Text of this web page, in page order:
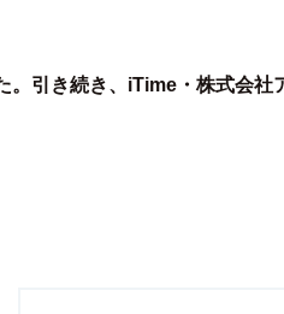
引き続き、iTime・株式会社